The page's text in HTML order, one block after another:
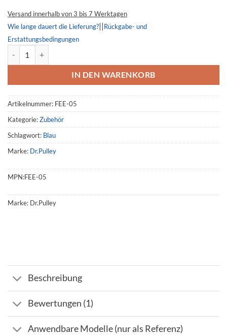
Versand innerhalb von 3 bis 7 Werktagen
Wie lange dauert die Lieferung?||Rückgabe- und
Erstattungsbedingungen
IN DEN WARENKORB
Artikelnummer: FEE-05
Kategorie:Zubehör
Schlagwort: Blau
Marke: Dr.Pulley
MPN:FEE-05
Marke: Dr.Pulley
Beschreibung
Bewertungen (1)
Anwendbare Modelle (nur als Referenz)